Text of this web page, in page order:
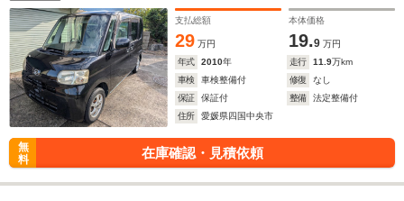
支払総額
29 万円
本体価格
19.9 万円
年式
2010年 走行 11.9万km
車検
車検整備付 修復
なし
保証
保証付 整備
法定整備付
住所
愛媛県四国中央市
無
料
在庫確認・見積依頼